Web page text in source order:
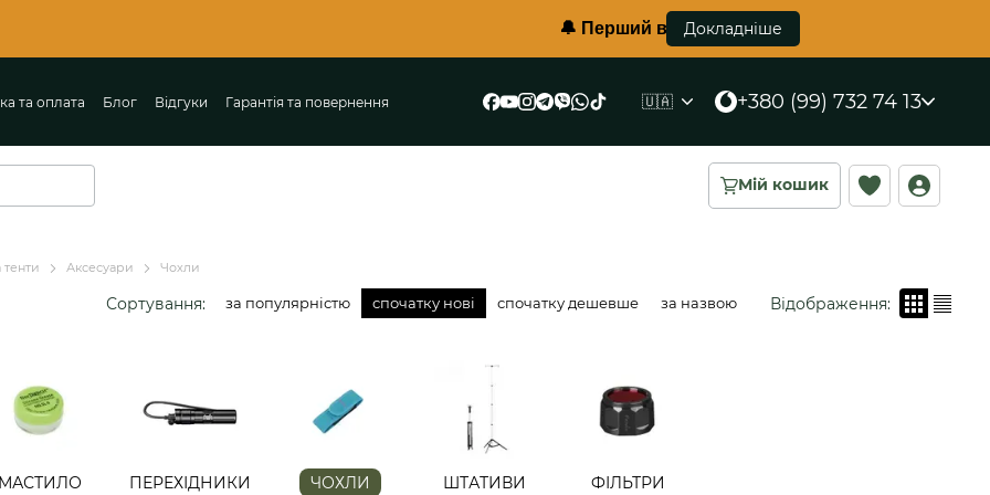
🔔 Перший в Україні протиуламковий жилет корсетного типу
Докладніше
та оплата Блог Відгуки
Гарантія та повернення
🇺🇦 +380 (99) 732 74 13
Мій кошик
Аксесуари Чохли
Сортування: за популярністю спочатку нові спочатку дешевше за назвою Відображення:
МАСТИЛО ПЕРЕХІДНИКИ ЧОХЛИ ШТАТИВИ ФІЛЬТРИ